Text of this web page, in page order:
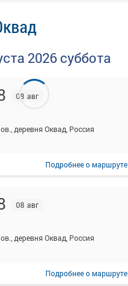
2026 суббота
08 авг
деревня Оквад, Россия
Подробнеео маршруте
08 авг
деревня Оквад, Россия
Подробнеео маршруте